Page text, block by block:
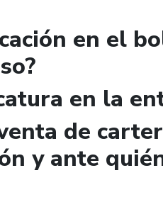
en el
en la
de
y ante